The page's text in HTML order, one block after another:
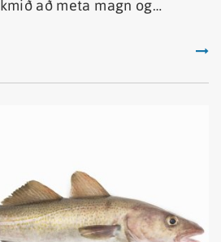
að meta magn og
að sumarlagi.